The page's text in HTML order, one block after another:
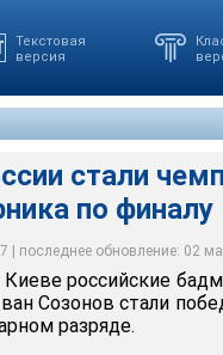
Текстовая
версия
стали
по финалу
| последнее обновление: 02
Владимир Иванов и
в парном разряде
Киеве российские
Созонов стали
разряде.